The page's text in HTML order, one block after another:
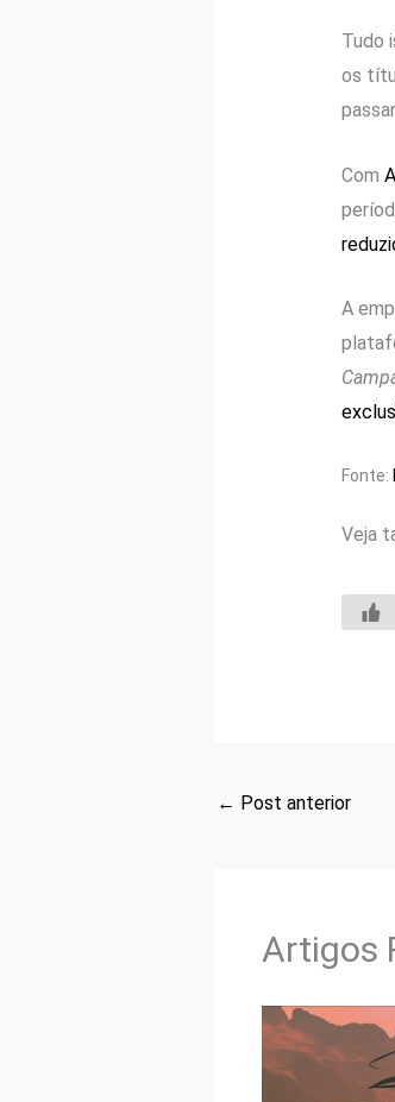
Tudo
os
Com
A
Fonte:
Veja
← Post anterior
Artigos